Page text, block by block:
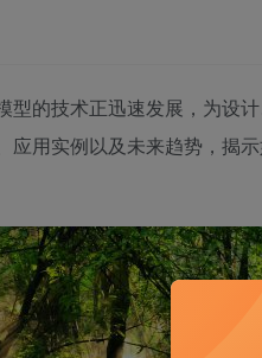
的技术正迅速发展，为设
应用实例以及未来趋势，揭